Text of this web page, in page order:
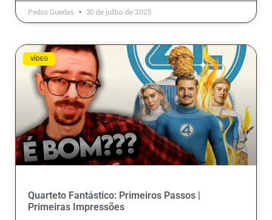
Pedro Guedes 30 de julho de 2025
VÍDEO
Quarteto Fantástico: Primeiros Passos |
Primeiras Impressões